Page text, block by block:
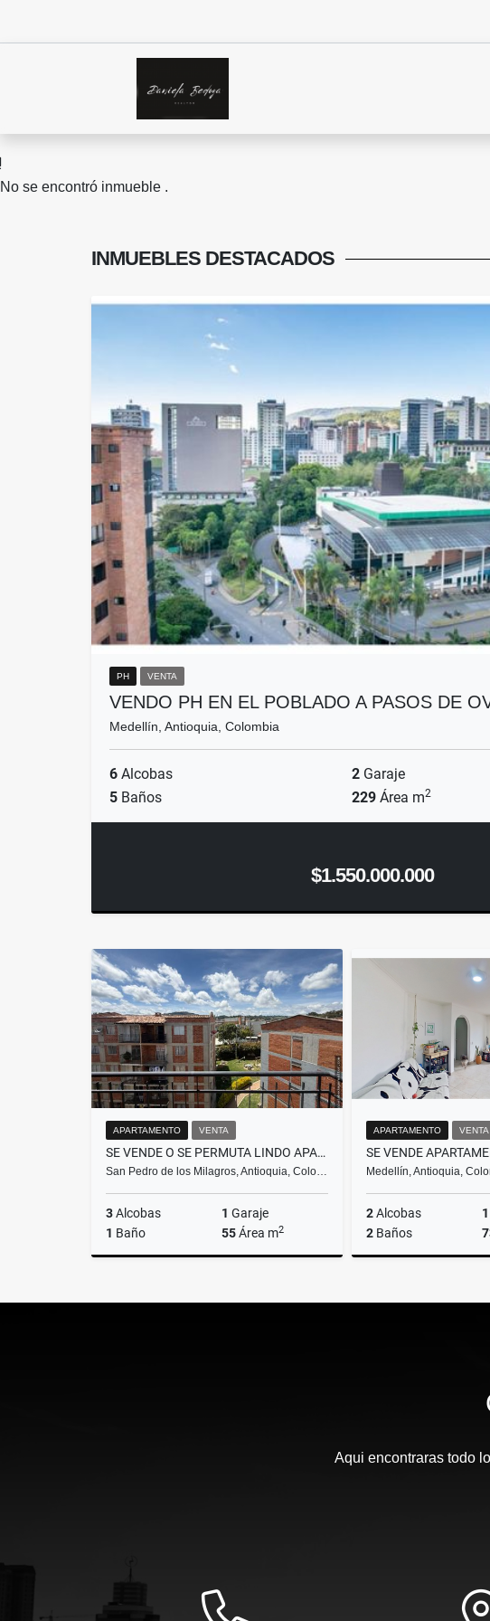
No se encontró inmueble .
INMUEBLES DESTACADOS
PH VENTA
VENDO PH EN EL POBLADO A PASOS DE
Medellín, Antioquia, Colombia
6 Alcobas 2 Garaje
5 Baños 229 Área m2
$1.550.000.000
APARTAMENTO VENTA
SE VENDE O SE PERMUTA LINDO APARTAMENTO EN BOSQUES DE SAN PEDRO
San Pedro de los Milagros, Antioquia, Colo…
3Alcobas 1 Garaje
1 Baño 55Área m2
$295.000.000
APARTAMENTO VENTA
Medellín, Antioquia,
2Alcobas 1
2 Baños
Aqui encontraras todo